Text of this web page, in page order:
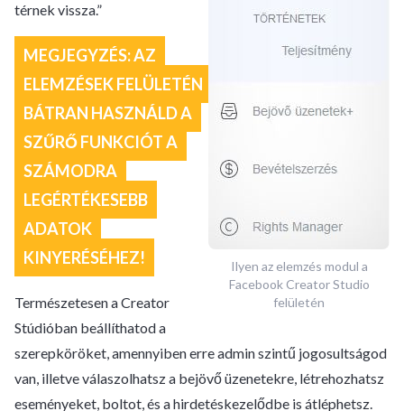
Ilyen az elemzés modul a
Facebook Creator Studio
felületén
térnek vissza.”
MEGJEGYZÉS: AZ
ELEMZÉSEK FELÜLETÉN
BÁTRAN HASZNÁLD A
SZŰRŐ FUNKCIÓT A
SZÁMODRA
LEGÉRTÉKESEBB
ADATOK
KINYERÉSÉHEZ!
Természetesen a Creator
Stúdióban beállíthatod a
szerepköröket, amennyiben erre admin szintű jogosultságod
van, illetve válaszolhatsz a bejövő üzenetekre, létrehozhatsz
eseményeket, boltot, és a hirdetéskezelődbe is átléphetsz.